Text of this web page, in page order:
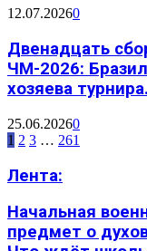
12.07.20260
Двенадцать
ЧМ-2026:
хозяева
25.06.20260
1 2 3 … 261
Лента:
Начальная
предмет о